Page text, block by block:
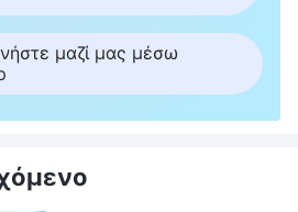
μαζί μας μέσω